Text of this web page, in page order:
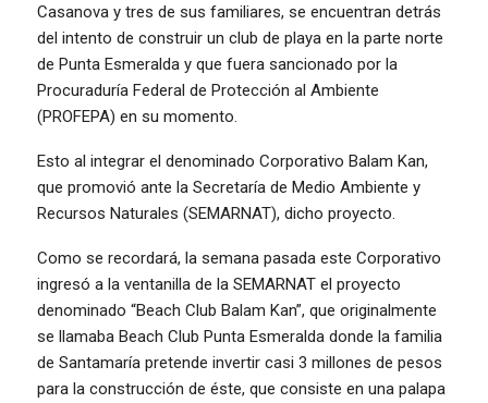
Casanova y tres de sus familiares, se encuentran detrás
del intento de construir un club de playa en la parte norte
de Punta Esmeralda y que fuera sancionado por la
Procuraduría Federal de Protección al Ambiente
(PROFEPA) en su momento.
Esto al integrar el denominado Corporativo Balam Kan,
que promovió ante la Secretaría de Medio Ambiente y
Recursos Naturales (SEMARNAT), dicho proyecto.
Como se recordará, la semana pasada este Corporativo
ingresó a la ventanilla de la SEMARNAT el proyecto
denominado “Beach Club Balam Kan”, que originalmente
se llamaba Beach Club Punta Esmeralda donde la familia
de Santamaría pretende invertir casi 3 millones de pesos
para la construcción de éste, que consiste en una palapa